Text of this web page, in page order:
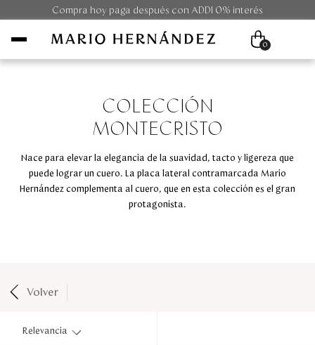
Compra hoy paga después con ADDI 0% interés
Unisex
Outlet
Disney
0
COLECCIÓN
MONTECRISTO
Nace para elevar la elegancia de la suavidad, tacto y ligereza que
puede lograr un cuero. La placa lateral contramarcada Mario
Hernández complementa al cuero, que en esta colección es el gran
protagonista.
Volver
Relevancia